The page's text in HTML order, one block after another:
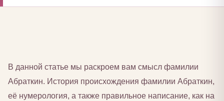
В данной статье мы раскроем вам смысл фамилии
Абраткин. История происхождения фамилии Абраткин,
её нумерология, а также правильное написание, как на